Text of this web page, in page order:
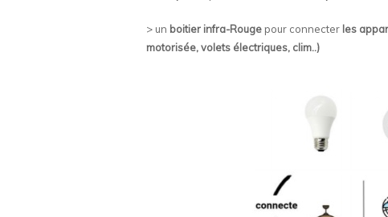
> un boitier infra-Rougepour connecter les
motorisée, volets électriques, clim..)